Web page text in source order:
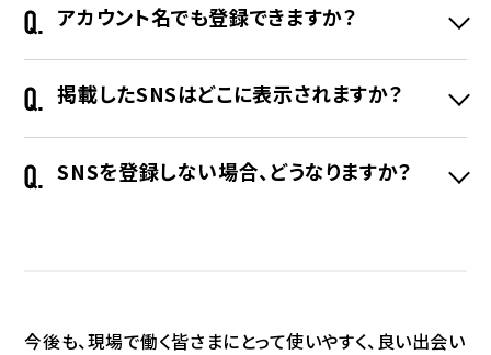
アカウント名でも登録できますか？
掲載したSNSはどこに表示されますか？
SNSを登録しない場合、どうなりますか？
今後も、現場で働く皆さまにとって使いやすく、 良い出会い